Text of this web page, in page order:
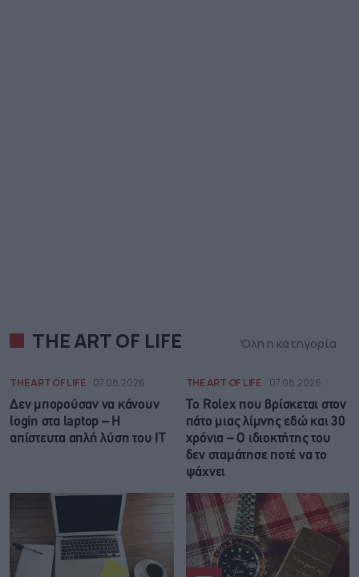
THE ART OF LIFE Όλη η κατηγορία
THE ART OF LIFE 07.08.2026
Δεν μπορούσαν να κάνουν
login στα laptop – Η
απίστευτα απλή λύση του IT
THE ART OF LIFE 07.08.2026
Το Rolex που βρίσκεται στον
πάτο μιας λίμνης εδώ και 30
χρόνια – Ο ιδιοκτήτης του
δεν σταμάτησε ποτέ να το
ψάχνει